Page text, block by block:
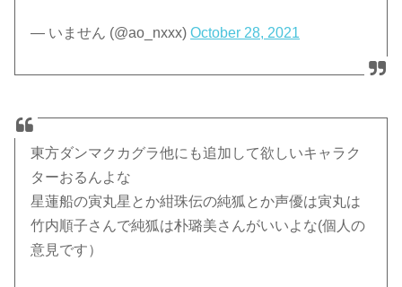
— いません (@ao_nxxx)October 28, 2021
東方ダンマクカグラ他にも追加して欲しいキャラク
ターおるんよな
星蓮船の寅丸星とか紺珠伝の純狐とか声優は寅丸は
竹内順子さんで純狐は朴璐美さんがいいよな(個人の
意見です）